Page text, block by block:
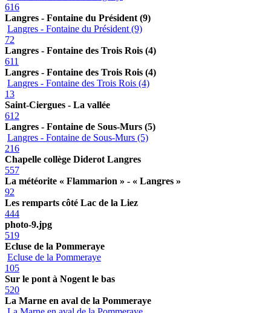
616
Langres - Fontaine du Président (9)
Langres - Fontaine du Président (9)
72
Langres - Fontaine des Trois Rois (4)
611
Langres - Fontaine des Trois Rois (4)
Langres - Fontaine des Trois Rois (4)
13
Saint-Ciergues - La vallée
612
Langres - Fontaine de Sous-Murs (5)
Langres - Fontaine de Sous-Murs (5)
216
Chapelle collège Diderot Langres
557
La météorite « Flammarion » - « Langres »
92
Les remparts côté Lac de la Liez
444
photo-9.jpg
519
Ecluse de la Pommeraye
Ecluse de la Pommeraye
105
Sur le pont à Nogent le bas
520
La Marne en aval de la Pommeraye